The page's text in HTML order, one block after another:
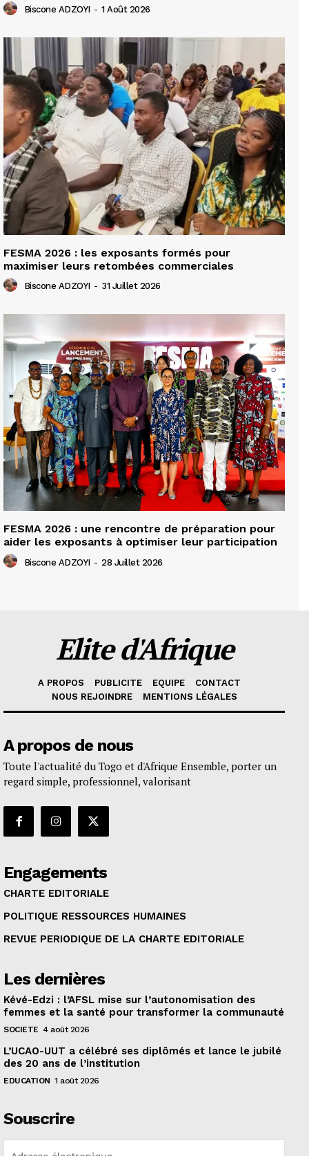
Biscone ADZOYI - 1 Août 2026
FESMA 2026 : les exposants formés pour
maximiser leurs retombées commerciales
Biscone ADZOYI - 31 Juillet 2026
FESMA 2026 : une rencontre de préparation pour
aider les exposants à optimiser leur participation
Biscone ADZOYI - 28 Juillet 2026
Elite d'Afrique
A PROPOS PUBLICITE EQUIPE
CONTACT
NOUS REJOINDRE
MENTIONS LÉGALES
A propos de nous
Toute l'actualité du Togo et d'Afrique Ensemble, porter un
regard simple, professionnel, valorisant
Engagements
CHARTE EDITORIALE
POLITIQUE RESSOURCES HUMAINES
REVUE PERIODIQUE DE LA CHARTE EDITORIALE
Les dernières
Kévé-Edzi : l’AFSL mise sur l’autonomisation des
femmes et la santé pour transformer la communauté
SOCIETE 4 août 2026
L’UCAO-UUT a célébré ses diplômés et lance le jubilé
des 20 ans de l’institution
EDUCATION 1 août 2026
Souscrire